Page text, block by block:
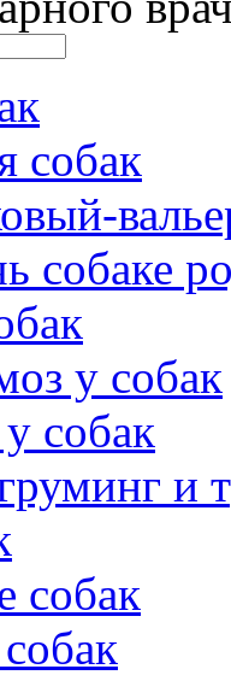
собак
собаке
у собак
собак
и
собак